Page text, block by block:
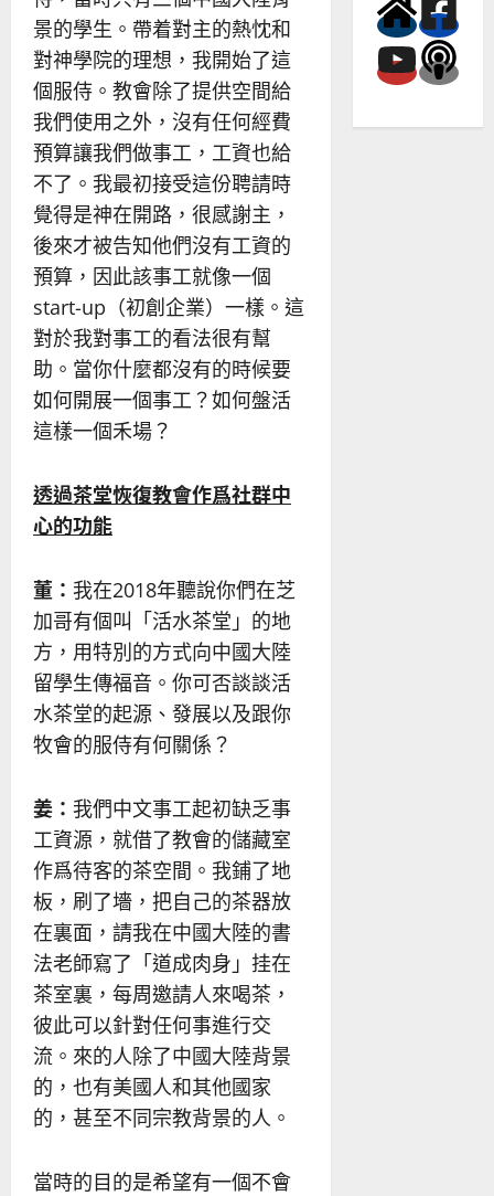
景的學生。帶着對主的熱忱和
對神學院的理想，我開始了這
個服侍。教會除了提供空間給
我們使用之外，沒有任何經費
預算讓我們做事工，工資也給
不了。我最初接受這份聘請時
覺得是神在開路，很感謝主，
後來才被告知他們沒有工資的
預算，因此該事工就像一個
start-up（初創企業）一樣。這
對於我對事工的看法很有幫
助。當你什麼都沒有的時候要
如何開展一個事工？如何盤活
這樣一個禾場？
透過茶堂恢復教會作爲社群中
心的功能
董： 我在2018年聽說你們在芝
加哥有個叫「活水茶堂」的地
方，用特別的方式向中國大陸
留學生傳福音。你可否談談活
水茶堂的起源、發展以及跟你
牧會的服侍有何關係？
姜： 我們中文事工起初缺乏事
工資源，就借了教會的儲藏室
作爲待客的茶空間。我鋪了地
板，刷了墻，把自己的茶器放
在裏面，請我在中國大陸的書
法老師寫了「道成肉身」挂在
茶室裏，每周邀請人來喝茶，
彼此可以針對任何事進行交
流。來的人除了中國大陸背景
的，也有美國人和其他國家
的，甚至不同宗教背景的人。
當時的目的是希望有一個不會